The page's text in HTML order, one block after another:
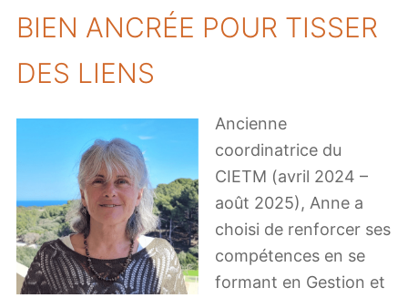
BIEN ANCRÉE POUR TISSER
DES LIENS
Ancienne
coordinatrice du
CIETM (avril 2024 –
août 2025), Anne a
choisi de renforcer ses
compétences en se
formant en Gestion et